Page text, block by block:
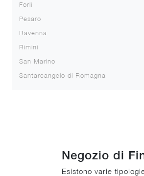
Forlì
Pesaro
Ravenna
Rimini
San Marino
Santarcangelo di Romagna
Negozio di
Esistono varie